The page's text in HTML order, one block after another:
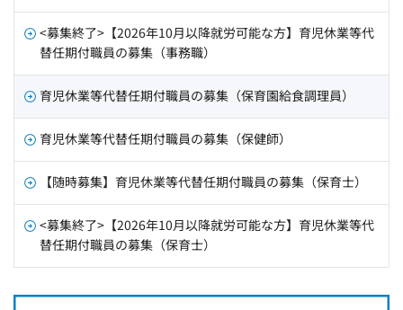
<募集終了>【2026年10月以降就労可能な方】育児休業等代
替任期付職員の募集（事務職）
育児休業等代替任期付職員の募集（保育園給食調理員）
育児休業等代替任期付職員の募集（保健師）
【随時募集】育児休業等代替任期付職員の募集（保育士）
<募集終了>【2026年10月以降就労可能な方】育児休業等代
替任期付職員の募集（保育士）